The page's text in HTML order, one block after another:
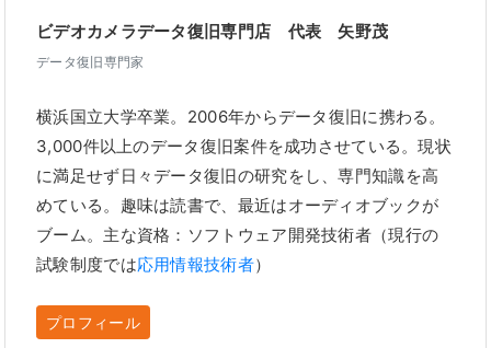
ビデオカメラデータ復旧専門店 代表 矢野茂
データ復旧専門家
横浜国立大学卒業。2006年からデータ復旧に携わる。
3,000件以上のデータ復旧案件を成功させている。現状
に満足せず日々データ復旧の研究をし、専門知識を高
めている。趣味は読書で、最近はオーディオブックが
ブーム。主な資格：ソフトウェア開発技術者（現行の
試験制度では応用情報技術者）
プロフィール